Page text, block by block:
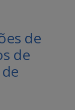
de
de